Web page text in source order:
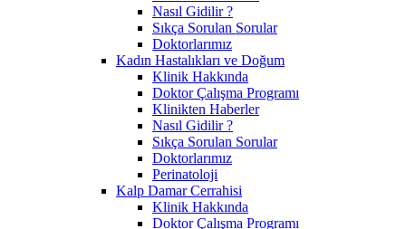
Nasıl Gidilir ?
Sıkça Sorulan Sorular
Doktorlarımız
Kadın Hastalıkları ve Doğum
Klinik Hakkında
Doktor Çalışma Programı
Klinikten Haberler
Nasıl Gidilir ?
Sıkça Sorulan Sorular
Doktorlarımız
Perinatoloji
Kalp Damar Cerrahisi
Klinik Hakkında
Doktor Çalışma Programı